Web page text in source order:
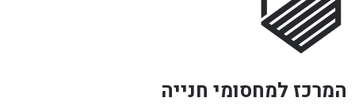
המרכז למחסומי חנייה